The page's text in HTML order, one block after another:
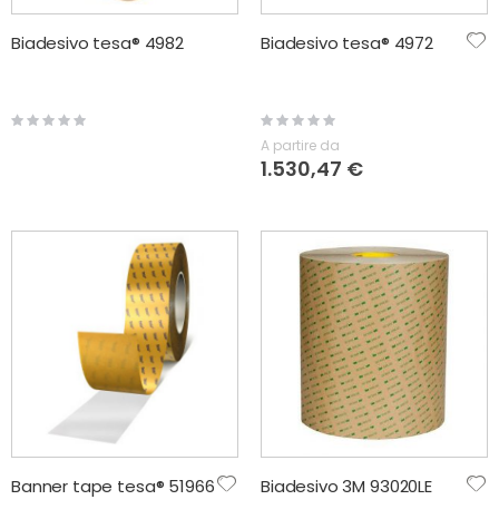
Biadesivo tesa® 4982
Rating:
0%
Biadesivo tesa® 4972
Rating:
0%
A partire da
1.530,47 €
Banner tape tesa® 51966 Biadesivo 3M 93020LE